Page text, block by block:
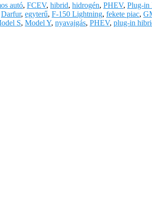
autó, FCEV, hibrid, hidrogén, PHEV, Plug-in
Darfur, egyterű, F-150 Lightning, fekete piac,
S, Model Y, nyavajgás, PHEV, plug-in